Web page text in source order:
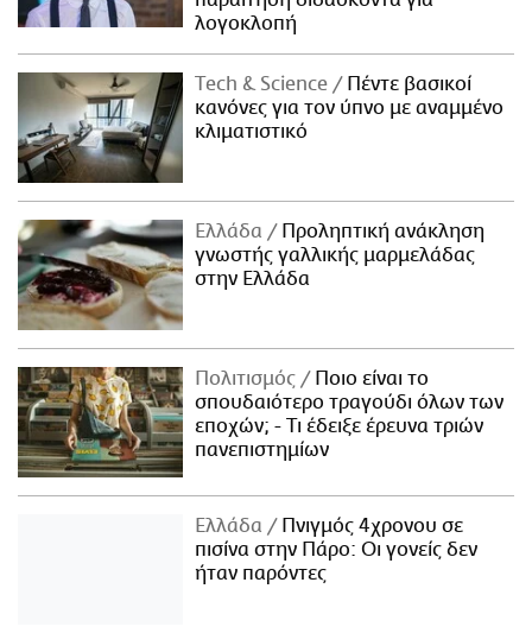
λογοκλοπή
Τech & Science
Πέντε βασικοί
κανόνες για τον ύπνο με αναμμένο
κλιματιστικό
Ελλάδα
Προληπτική ανάκληση
γνωστής γαλλικής μαρμελάδας
στην Ελλάδα
Πολιτισμός
Ποιο είναι το
σπουδαιότερο τραγούδι όλων των
εποχών; - Τι έδειξε έρευνα τριών
πανεπιστημίων
Ελλάδα
Πνιγμός 4χρονου σε
πισίνα στην Πάρο: Οι γονείς δεν
ήταν παρόντες